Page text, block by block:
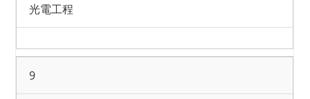
光電工程
9